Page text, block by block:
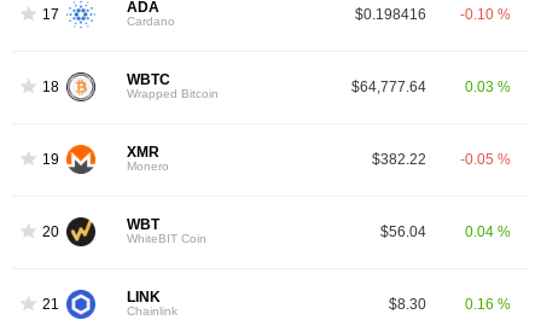
17 ADA
Cardano $0.198416 -0.10 %
18 WBTC
Wrapped Bitcoin $64,777.64 0.03 %
19 XMR
Monero $382.22 -0.05 %
20 WBT
WhiteBIT Coin $56.04 0.04 %
21 LINK
Chainlink $8.30 0.16 %